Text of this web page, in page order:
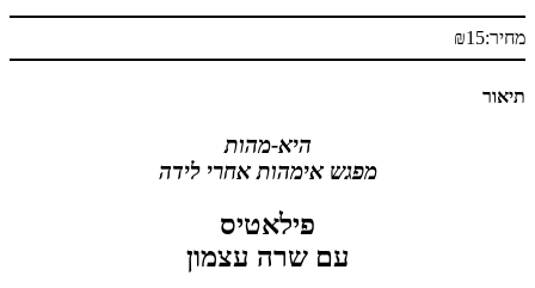
₪
היא-מהות
מפגש אימהות אחרי לידה
פילאטיס
עם שרה עצמון